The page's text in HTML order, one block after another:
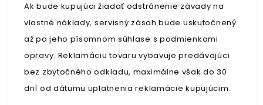
Ak bude kupujúci žiadať odstránenie závady na
vlastné náklady, servisný zásah bude uskutočnený
až po jeho písomnom súhlase s podmienkami
opravy. Reklamáciu tovaru vybavuje predávajúci
bez zbytočného odkladu, maximálne však do 30
dní od dátumu uplatnenia reklamácie kupujúcim.